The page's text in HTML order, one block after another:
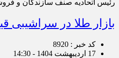
رئیس اتحادیه صنف سازندگان و
بازار طلا در سراشیبی
کد خبر : 8920
17 اردیبهشت 1404 - 14:30